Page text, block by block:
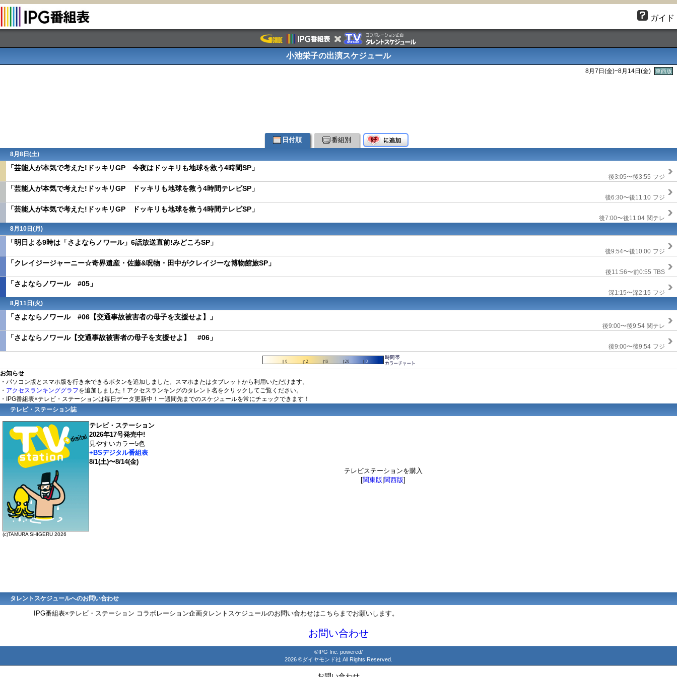
ガイド
小池栄子の出演スケジュール
8月7日(金)~8月14日(金) 東西版
日付順 番組別
8月8日(土)
「芸能人が本気で考えた!ドッキリGP 今夜はドッキリも地球を救う4時間SP」
後3:05〜後3:55 フジ
「芸能人が本気で考えた!ドッキリGP ドッキリも地球を救う4時間テレビSP」
後6:30〜後11:10 フジ
「芸能人が本気で考えた!ドッキリGP ドッキリも地球を救う4時間テレビSP」
後7:00〜後11:04 関テレ
8月10日(月)
「明日よる9時は「さよならノワール」6話放送直前!みどころSP」
後9:54〜後10:00 フジ
「クレイジージャーニー☆奇界遺産・佐藤&呪物・田中がクレイジーな博物館旅SP」
後11:56〜前0:55 TBS
「さよならノワール #05」
深1:15〜深2:15 フジ
8月11日(火)
「さよならノワール #06【交通事故被害者の母子を支援せよ】」
後9:00〜後9:54 関テレ
「さよならノワール【交通事故被害者の母子を支援せよ】 #06」
後9:00〜後9:54 フジ
お知らせ
・パソコン版とスマホ版を行き来できるボタンを追加しました。スマホまたはタブレットから利用いただけます。
・ アクセスランキンググラフを追加しました！アクセスランキングのタレント名をクリックしてご覧ください。
・IPG番組表×テレビ・ステーションは毎日データ更新中！一週間先までのスケジュールを常にチェックできます！
テレビ・ステーション誌
(c)TAMURA SHIGERU 2026
テレビ・ステーション
2026年17号発売中!
見やすいカラー5色
+BSデジタル番組表
8/1(土)〜8/14(金)
テレビステーションを購入
[関東版 関西版]
タレントスケジュールへのお問い合わせ
IPG番組表×テレビ・ステーション コラボレーション企画タレントスケジュールのお問い合わせはこちらまでお願いします。
お問い合わせ
©IPG Inc. powered/
2026 ©ダイヤモンド社 All Rights Reserved.